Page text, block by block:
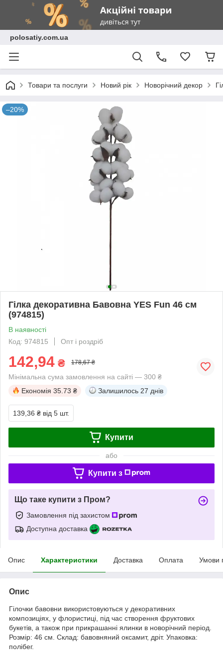
polosatiy.com.ua
Товари та послуги Новий рік Новорічний декор
–20%
Гілка декоративна Бавовна YES Fun 46 см
(974815)
В наявності
Код: 974815
Опт і роздріб
142,94 ₴ 178,67 ₴
Мінімальна сума замовлення на сайті — 300 ₴
Економія 35.73 ₴ Залишилось 27 днів
139,36 ₴ від 5 шт.
Купити
або
Купити з
Що таке купити з Пром?
Замовлення під захистом
Доступна доставка
Опис Характеристики Доставка Оплата Умови
Опис
Гілочки бавовни використовуються у декоративних
композиціях, у флористиці, під час створення фруктових
букетів, а також при прикрашанні ялинки в новорічний період.
Розмір: 46 см. Склад: бавовняний оксамит, дріт. Упаковка:
полібег.